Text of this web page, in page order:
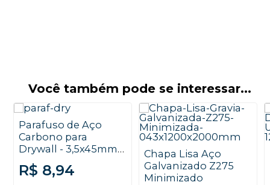
Você também pode se interessar...
Parafuso de Aço
Carbono para
Drywall - 3,5x45mm -
Ponta Agulha -
Trombeta - Philips -
R$ 8,94
Chapa Lisa Aço
Galvanizado Z275
Minimizado